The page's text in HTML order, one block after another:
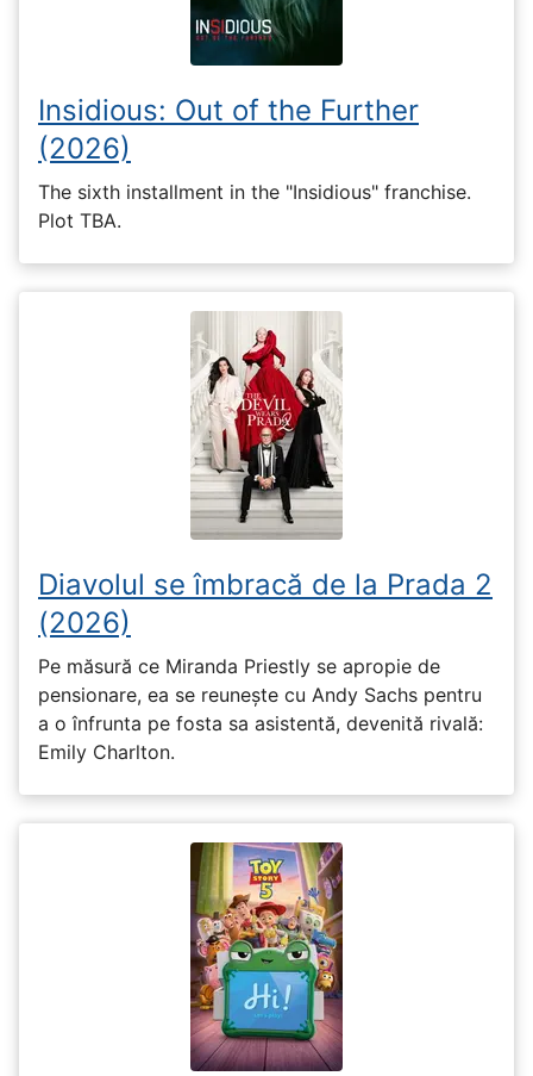
Insidious: Out of the Further
(2026)
The sixth installment in the "Insidious" franchise.
Plot TBA.
Diavolul se îmbracă de la Prada 2
(2026)
Pe măsură ce Miranda Priestly se apropie de
pensionare, ea se reunește cu Andy Sachs pentru
a o înfrunta pe fosta sa asistentă, devenită rivală:
Emily Charlton.